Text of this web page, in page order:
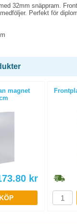
32mm snäppram.
Perfekt för
magnet
kr
KÖP